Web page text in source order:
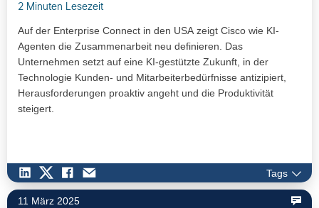
2 Minuten Lesezeit
Auf der Enterprise Connect in den USA zeigt Cisco wie KI-
Agenten die Zusammenarbeit neu definieren. Das
Unternehmen setzt auf eine KI-gestützte Zukunft, in der
Technologie Kunden- und Mitarbeiterbedürfnisse antizipiert,
Herausforderungen proaktiv angeht und die Produktivität
steigert.
Tags
11 März 2025